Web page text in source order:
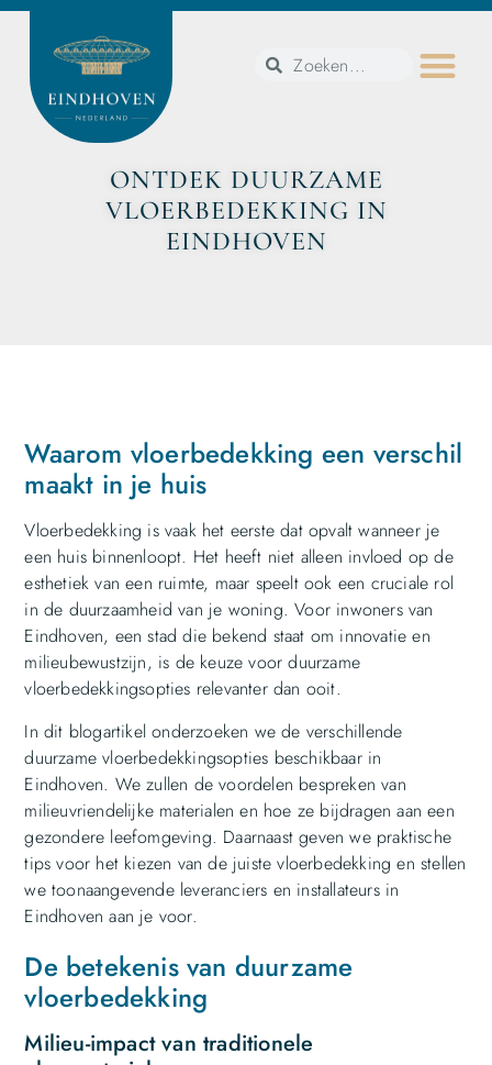
ONTDEK DUURZAME
VLOERBEDEKKING IN
EINDHOVEN
Waarom vloerbedekking een verschil
maakt in je huis
Vloerbedekking is vaak het eerste dat opvalt wanneer je
een huis binnenloopt. Het heeft niet alleen invloed op de
esthetiek van een ruimte, maar speelt ook een cruciale rol
in de duurzaamheid van je woning. Voor inwoners van
Eindhoven, een stad die bekend staat om innovatie en
milieubewustzijn, is de keuze voor duurzame
vloerbedekkingsopties relevanter dan ooit.
In dit blogartikel onderzoeken we de verschillende
duurzame vloerbedekkingsopties beschikbaar in
Eindhoven. We zullen de voordelen bespreken van
milieuvriendelijke materialen en hoe ze bijdragen aan een
gezondere leefomgeving. Daarnaast geven we praktische
tips voor het kiezen van de juiste vloerbedekking en stellen
we toonaangevende leveranciers en installateurs in
Eindhoven aan je voor.
De betekenis van duurzame
vloerbedekking
Milieu-impact van traditionele